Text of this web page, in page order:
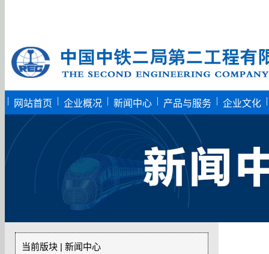
| 网站首页 | 企业概况 | 新闻中心 | 产品与服务 | 企业文化 |
当前版块 | 新闻中心